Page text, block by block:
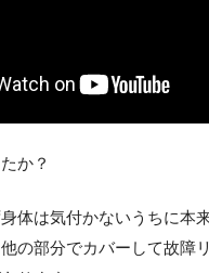
か？
体は気付かないうちに本
の部分でカバーして故障